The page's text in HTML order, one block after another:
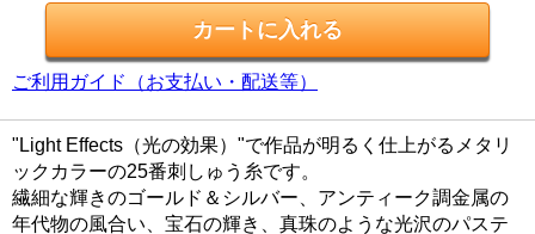
ご利用ガイド（お支払い・配送等）
"Light Effects（光の効果）"で作品が明るく仕上がるメタリ
ックカラーの25番刺しゅう糸です。
繊細な輝きのゴールド＆シルバー、アンティーク調金属の
年代物の風合い、宝石の輝き、真珠のような光沢のパステ